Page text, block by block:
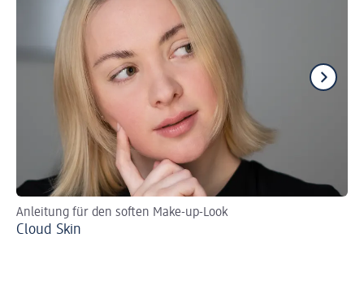
Anleitung für den soften Make-up-Look
Cloud Skin